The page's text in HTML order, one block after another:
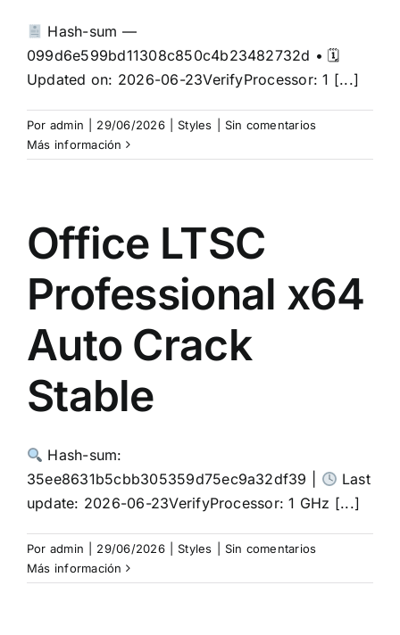
Hash-sum —
099d6e599bd11308c850c4b23482732d • 🗓
Updated on: 2026-06-23VerifyProcessor: 1 [...]
Por admin 29/06/2026 Styles
Sin comentarios
Más información
Office LTSC
Professional x64
Auto Crack
Stable
Hash-sum:
35ee8631b5cbb305359d75ec9a32df39 |
Last
update: 2026-06-23VerifyProcessor: 1 GHz [...]
Por admin 29/06/2026 Styles
Sin comentarios
Más información